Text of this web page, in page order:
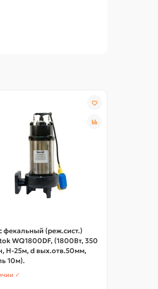
фекальный (реж.сист.)
WQ1800DF, (1800Вт, 350
H-25м, d вых.отв.50мм,
10м).
✓